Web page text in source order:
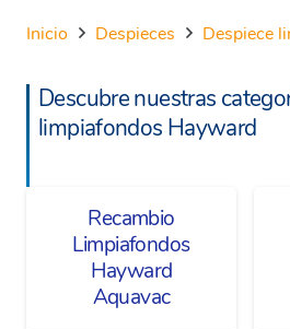
Inicio Despieces Despiece
Descubre nuestras
limpiafondos Hayward
Recambio
Limpiafondos
Hayward
Aquavac